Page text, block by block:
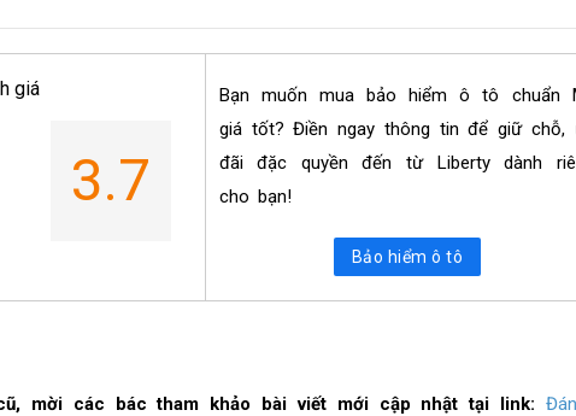
giá
3.7
Bạn muốn mua bảo hiểm ô tô chuẩn
giá tốt? Điền ngay thông tin để giữ chỗ,
đãi đặc quyền đến từ Liberty dành
cho bạn!
Bảo hiểm ô tô
mời các bác tham khảo bài viết mới cập nhật tại link: